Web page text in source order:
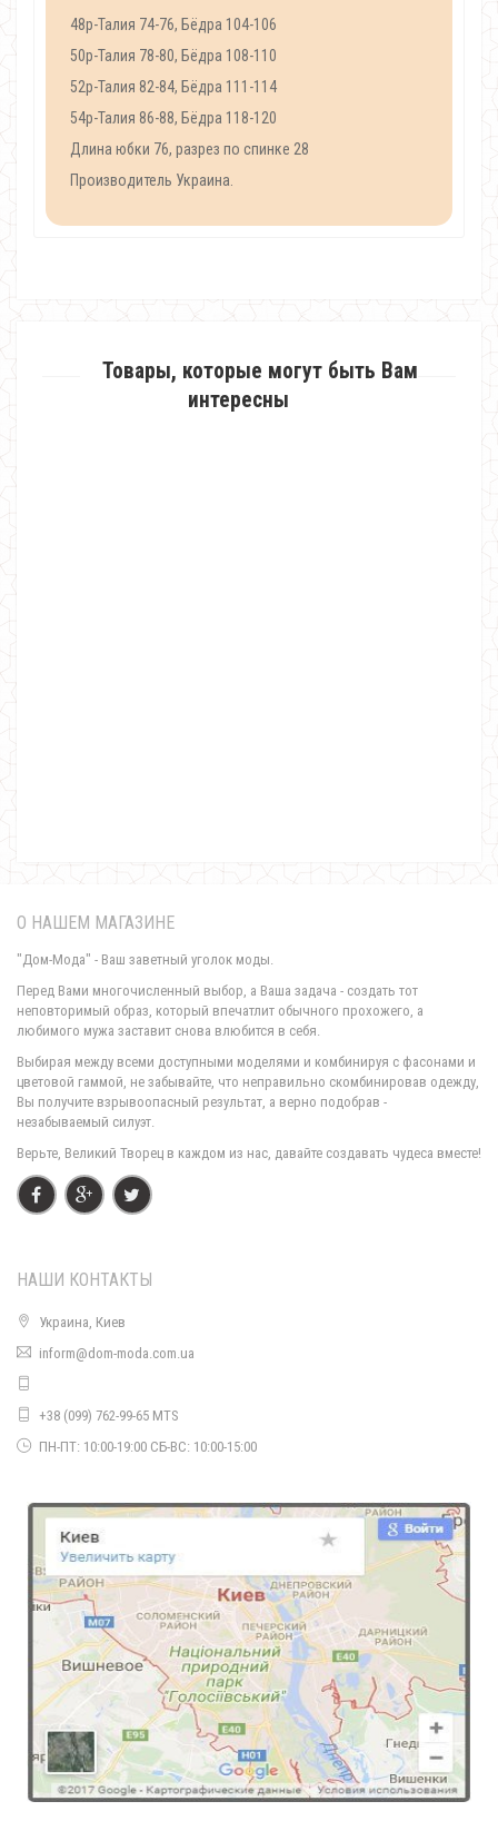
48р-Талия 74-76, Бёдра 104-106
50р-Талия 78-80, Бёдра 108-110
52р-Талия 82-84, Бёдра 111-114
54р-Талия 86-88, Бёдра 118-120
Длина юбки 76, разрез по спинке 28
Производитель Украина.
Товары, которые могут быть Вам
интересны
420.00грн.
Модный женский джемпер с меховыми помпонами
Модный женский свитер "Пчелка"
490.00грн.
О НАШЕМ МАГАЗИНЕ
"Дом-Мода" - Ваш заветный уголок моды.
Перед Вами многочисленный выбор, а Ваша задача - создать тот
неповторимый образ, который впечатлит обычного прохожего, а
любимого мужа заставит снова влюбится в себя.
Выбирая между всеми доступными моделями и комбинируя с фасонами и
цветовой гаммой, не забывайте, что неправильно скомбинировав одежду,
Вы получите взрывоопасный результат, а верно подобрав -
незабываемый силуэт.
Верьте, Великий Творец в каждом из нас, давайте создавать чудеса вместе!
НАШИ КОНТАКТЫ
Украина, Киев
inform@dom-moda.com.ua
+38 (099) 762-99-65 MTS
ПН-ПТ: 10:00-19:00 СБ-ВС: 10:00-15:00